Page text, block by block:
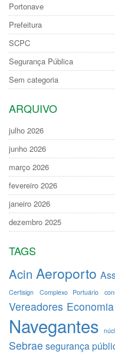
Portonave
Prefeitura
SCPC
Segurança Pública
Sem categoria
ARQUIVO
julho 2026
junho 2026
março 2026
fevereiro 2026
janeiro 2026
dezembro 2025
TAGS
Acin Aeroporto
Certisign Complexo Portuário
Vereadores Economia
Navegantes
Sebrae segurança